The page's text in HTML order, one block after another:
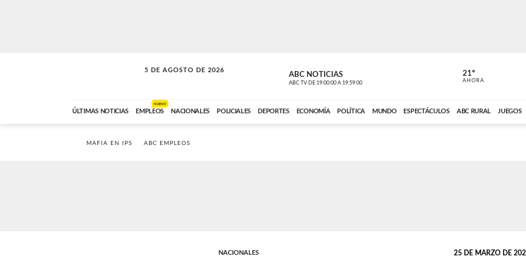
5 DE AGOSTO DE 2026
SOLO MÚSICA ABC NOTICIAS
ABC TV DE 19:00:00 A 19:59:00 ABC CARDINAL
21º
AHORA
ÚLTIMAS NOTICIAS EMPLEOS
NUEVO
NACIONALES POLICIALES DEPORTES ECONOMÍA POLÍTICA MUNDO ESPECTÁCULOS ABC RURAL JUEGOS
MAFIA EN IPS ABC EMPLEOS
NACIONALES 25 DE MARZO DE